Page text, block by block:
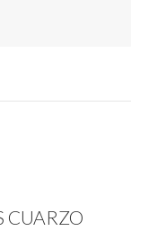
CUARZO